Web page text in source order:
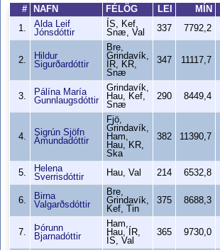
#
NAFN FÉLÖG LEI MÍN
1.
Alda Leif
Jónsdóttir
ÍS, Kef,
Snæ, Val
337 7792,2
2.
Hildur
Sigurðardóttir
Bre,
Grindavík,
ÍR, KR,
Snæ
347 11117,7
3.
Pálína María
Gunnlaugsdóttir
Grindavík,
Hau, Kef,
Snæ
290 8449,4
4.
Sigrún Sjöfn
Ámundadóttir
Fjö,
Grindavík,
Ham,
Hau, KR,
Ska
382 11390,7
5.
Helena
Sverrisdóttir
Hau, Val 214 6532,8
6.
Birna
Valgarðsdóttir
Bre,
Grindavík,
Kef, Tin
375 8688,3
7.
Þórunn
Bjarnadóttir
Ham,
Hau, ÍR,
ÍS, Val
365 9730,0